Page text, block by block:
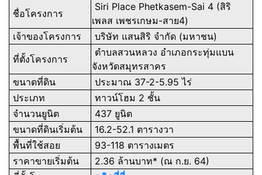
ชื่อโครงการ
Siri Place Phetkasem-Sai 4 (สิริ
เพลส เพชรเกษม-สาย4)
เจ้าของโครงการ
บริษัท แสนสิริ จำกัด (มหาชน)
ที่ตั้งโครงการ
ตำบลสวนหลวง อำเภอกระทุ่มแบน
จังหวัดสมุทรสาคร
ขนาดที่ดิน
ประมาณ 37-2-5.95 ไร่
ประเภท
ทาวน์โฮม 2 ชั้น
จำนวนยูนิต
437 ยูนิต
ขนาดที่ดินเริ่มต้น
16.2-52.1 ตารางวา
พื้นที่ใช้สอย
93-118 ตารางเมตร
ราคาขายเริ่มต้น
2.36 ล้านบาท* (ณ ก.ย. 64)